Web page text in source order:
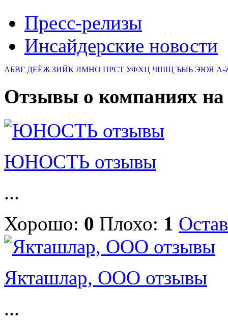
Пресс-релизы
Инсайдерские новости
АБВГ ДЕЁЖ ЗИЙК ЛМНО ПРСТ УФХЦ ЧШЩ ЪЫЬ ЭЮЯ A-
Отзывы о компаниях
ЮНОСТЬ отзывы
...
Хорошо: 0 Плохо: 1
Якташлар, ООО отзывы
...